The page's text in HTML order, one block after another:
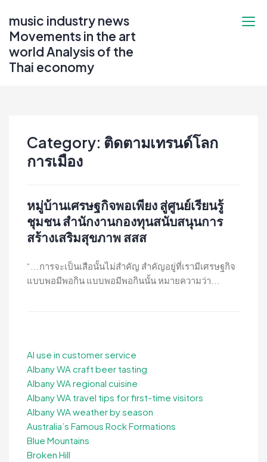
content
music industry news
Movements in the art
world Analysis of the
Thai economy
Category: ติดตามเทรนด์โลก
การเมือง
หมู่บ้านเศรษฐกิจพอเพียง สู่ศูนย์เรียนรู้
ชุมชน สำนักงานกองทุนสนับสนุนการ
สร้างเสริมสุขภาพ สสส
“...การจะเป็นเสือนั้นไม่สำคัญ สำคัญอยู่ที่เรามีเศรษฐกิจ
แบบพอมีพอกิน แบบพอมีพอกินนั้น หมายความว่า...
AI use in customer service
Albany WA craft beer tasting
Albany WA regional cuisine
Albany WA travel tips for first-time visitors
Albany WA weather by season
Australia’s Famous Rock Formations
Blue Mountains
Broken Hill